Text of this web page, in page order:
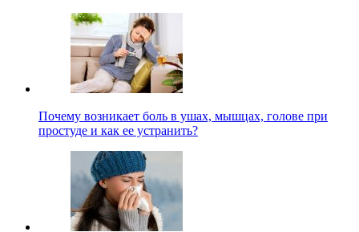
Почему возникает боль в ушах, мышцах, голове при
простуде и как ее устранить?